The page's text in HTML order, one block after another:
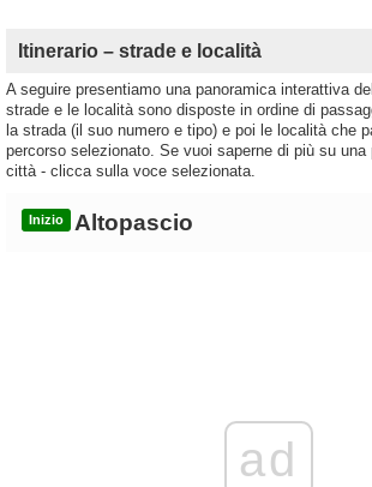
Itinerario – strade e località
A seguire presentiamo una panoramica interattiva
strade e le località sono disposte in ordine di
la strada (il suo numero e tipo) e poi le località che
percorso selezionato. Se vuoi saperne di più su una
città - clicca sulla voce selezionata.
Inizio Altopascio
ad